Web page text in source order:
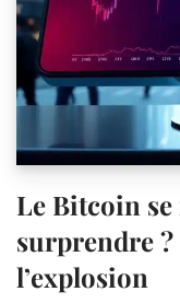
Le Bitcoin
surprendre
l’explosion